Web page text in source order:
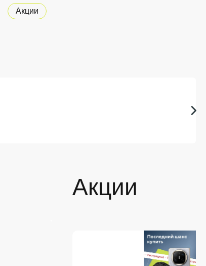
Акции
Акции